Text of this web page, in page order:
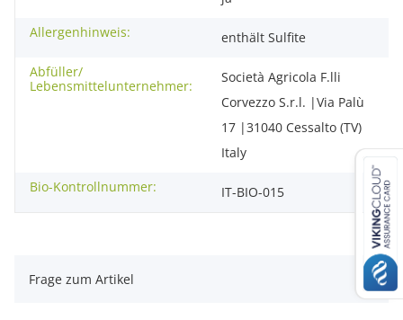
Allergenhinweis:
enthält Sulfite
Abfüller/
Lebensmittelunternehmer:
Società Agricola F.lli
Corvezzo S.r.l. |Via Palù
17 |31040 Cessalto (TV)
Italy
Bio-Kontrollnummer:
IT-BIO-015
Frage zum Artikel